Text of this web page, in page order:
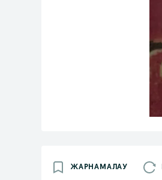
ЖАРНАМАЛАУ